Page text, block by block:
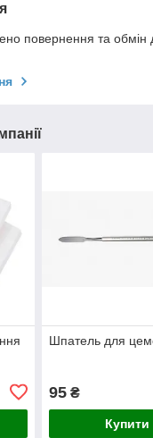
повернення та обмін
Шпатель для
95₴
Купити